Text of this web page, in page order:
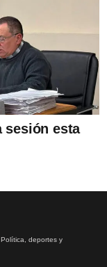
sesión esta
deportes y